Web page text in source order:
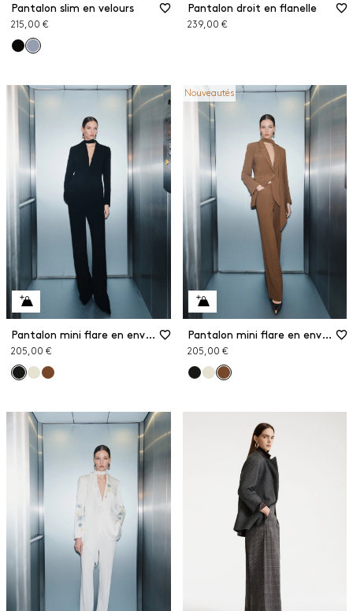
Pantalon slim en velours
215,00 €
Pantalon droit en flanelle
239,00 €
Pantalon mini flare en envers satin
205,00 €
Nouveautés
Pantalon mini flare en envers satin
205,00 €